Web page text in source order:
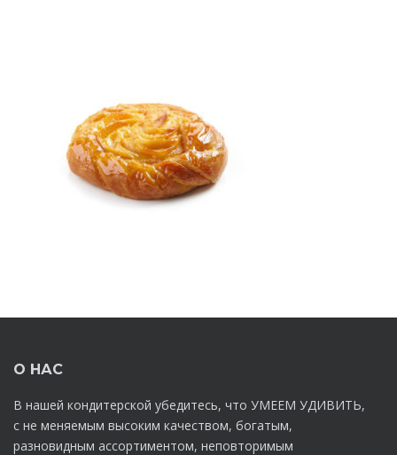
О НАС
В нашей кондитерской убедитесь, что УМЕЕМ УДИВИТЬ,
с не меняемым высоким качеством, богатым,
разновидным ассортиментом, неповторимым